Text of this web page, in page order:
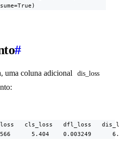
#
uma coluna adicional dis_loss
cls_loss   dfl_loss
5.404    0.003249